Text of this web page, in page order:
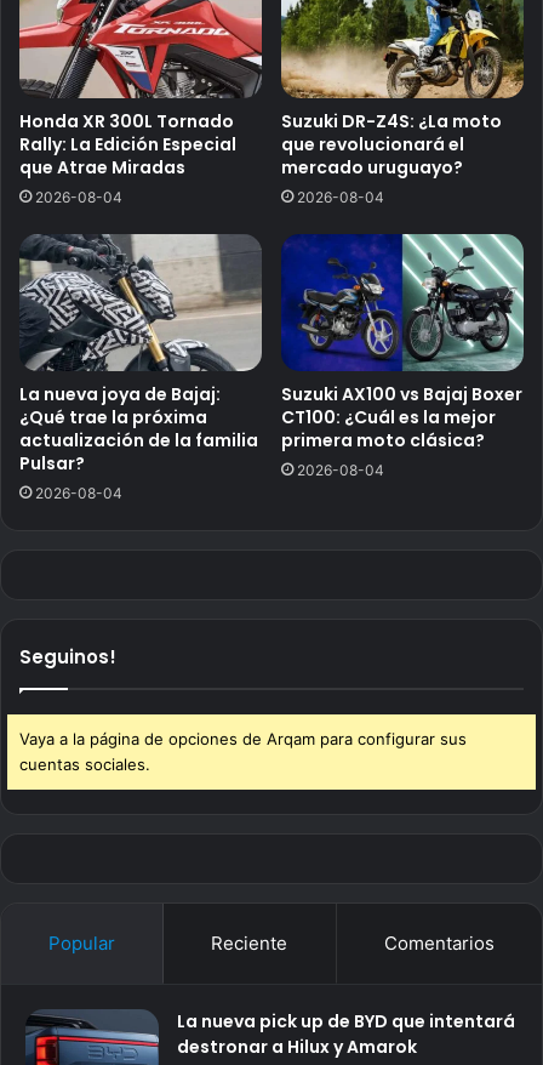
Honda XR 300L Tornado
Rally: La Edición Especial
que Atrae Miradas
2026-08-04
Suzuki DR-Z4S: ¿La moto
que revolucionará el
mercado uruguayo?
2026-08-04
La nueva joya de Bajaj:
¿Qué trae la próxima
actualización de la familia
Pulsar?
2026-08-04
Suzuki AX100 vs Bajaj Boxer
CT100: ¿Cuál es la mejor
primera moto clásica?
2026-08-04
Seguinos!
Vaya a la página de opciones de Arqam para configurar sus
cuentas sociales.
Popular Reciente Comentarios
La nueva pick up de BYD que intentará
destronar a Hilux y Amarok